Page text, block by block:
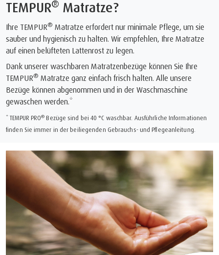
TEMPUR® Matratze?
Ihre TEMPUR® Matratze erfordert nur minimale Pflege, um sie
sauber und hygienisch zu halten. Wir empfehlen, Ihre Matratze
auf einen belüfteten Lattenrost zu legen.
Dank unserer waschbaren Matratzenbezüge können Sie Ihre
TEMPUR® Matratze ganz einfach frisch halten. Alle unsere
Bezüge können abgenommen und in der Waschmaschine
gewaschen werden.*
* TEMPUR PRO® Bezüge sind bei 40 °C waschbar. Ausführliche Informationen
finden Sie immer in der beiliegenden Gebrauchs- und Pflegeanleitung.